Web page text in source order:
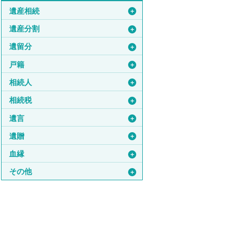
遺産相続 ＋
遺産分割 ＋
遺留分 ＋
戸籍 ＋
相続人 ＋
相続税 ＋
遺言 ＋
遺贈 ＋
血縁 ＋
その他 ＋